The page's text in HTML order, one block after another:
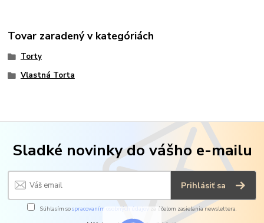
Tovar zaradený v kategóriách
Torty
Vlastná Torta
Sladké novinky do vášho e-mailu
Prihlásiť sa
Súhlasím sospracovaním osobných údajov za účelom zasielania newslettera.